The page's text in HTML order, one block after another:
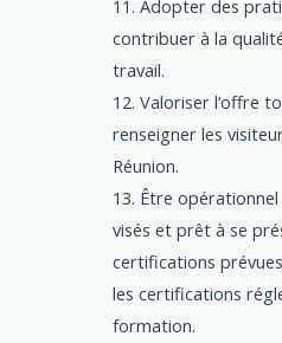
Adopter des
contribuer à la
travail.
Valoriser l’offre
renseigner les
Réunion.
Être
visés et prêt à se
certifications
les certifications
formation.